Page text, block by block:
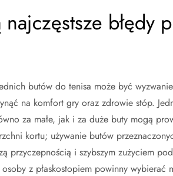
najczęstsze
butów do tenisa może być
na komfort gry oraz zdrowie stóp.
za małe, jak i za duże buty mogą
kortu; używanie butów
przyczepnością i szybszym zużyciem
z płaskostopiem powinny